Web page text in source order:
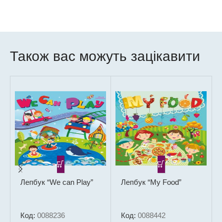
Також вас можуть зацікавити
Лепбук “We can Play”
Код: 0088236
Лепбук “My Food”
Код: 0088442